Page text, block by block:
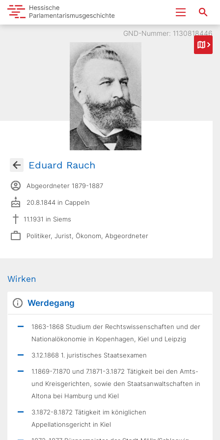
GND-Nummer: 1130818446
Eduard Rauch
Abgeordneter 1879-1887
20.8.1844 in Cappeln
11.1931 in Siems
Politiker, Jurist, Ökonom, Abgeordneter
Wirken
Werdegang
1863-1868 Studium der Rechtswissenschaften und der
Nationalökonomie in Kopenhagen, Kiel und Leipzig
3.12.1868 1. juristisches Staatsexamen
1.1869-7.1870 und 7.1871-3.1872 Tätigkeit bei den Amts-
und Kreisgerichten, sowie den Staatsanwaltschaften in
Altona bei Hamburg und Kiel
3.1872-8.1872 Tätigkeit im königlichen
Appellationsgericht in Kiel